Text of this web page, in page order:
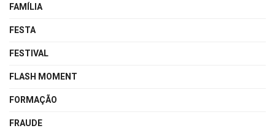
FAMÍLIA
FESTA
FESTIVAL
FLASH MOMENT
FORMAÇÃO
FRAUDE